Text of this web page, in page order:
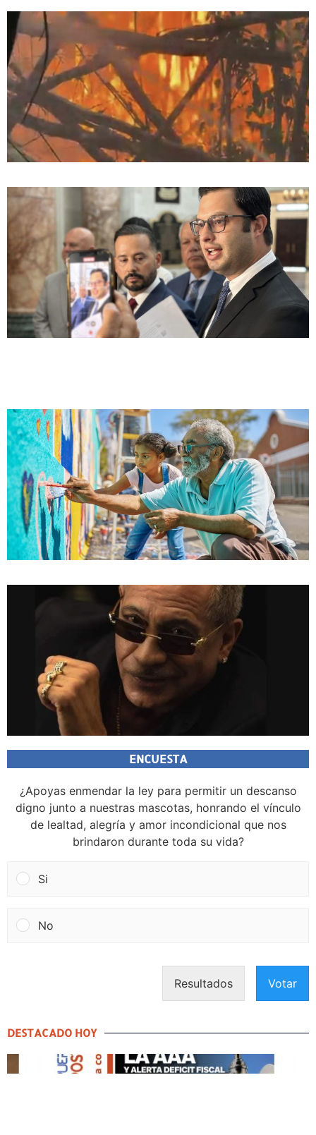
ENCUESTA
¿Apoyas enmendar la ley para permitir un descanso
digno junto a nuestras mascotas, honrando el vínculo
de lealtad, alegría y amor incondicional que nos
brindaron durante toda su vida?
Si
No
Resultados Votar
DESTACADO HOY